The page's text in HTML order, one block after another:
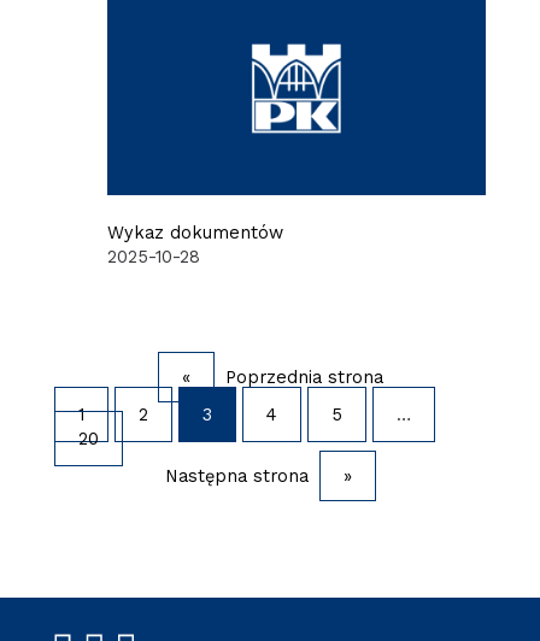
Wykaz dokumentów
2025-10-28
«
Poprzednia strona
1
2 3 4 5
…
20
Następna strona
»